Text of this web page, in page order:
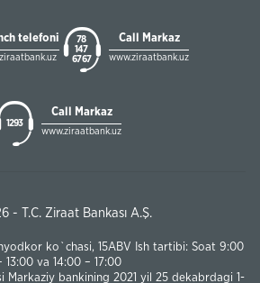
telefoni
78
147
67 67
Call Markaz
www.ziraatbank.uz
1293
Call Markaz
www.ziraatbank.uz
- T.C. Ziraat Bankası A.Ş.
ko`chasi, 15ABV Ish tartibi: Soat 9:00
13:00 va 14:00 – 17:00
Markaziy bankining 2021 yil 25 dekabrdagi 1-